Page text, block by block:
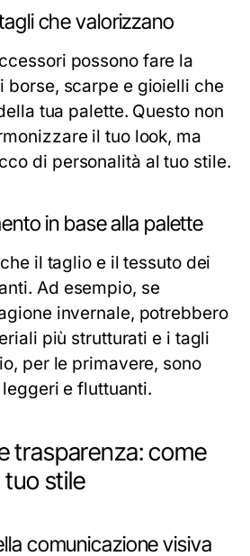
che valorizzano
possono fare la
borse, scarpe e gioielli che
tua palette. Questo non
il tuo look, ma
di personalità al tuo stile.
in base alla palette
il taglio e il tessuto dei
Ad esempio, se
invernale, potrebbero
più strutturati e i tagli
per le primavere, sono
e fluttuanti.
trasparenza: come
stile
comunicazione visiva